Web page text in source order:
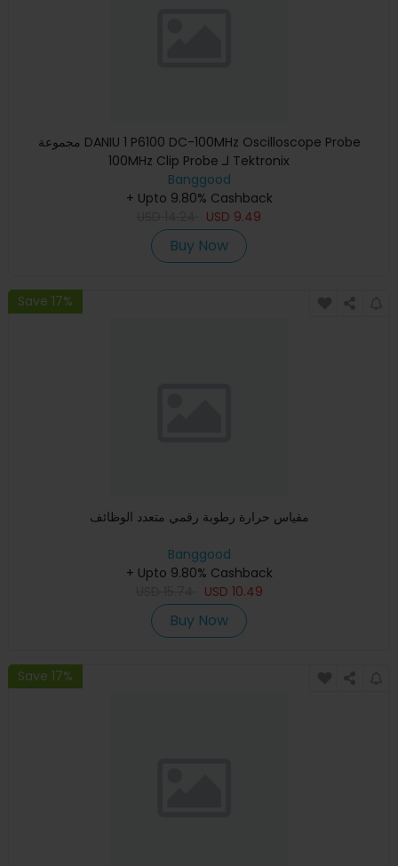
مجموعة DANIU 1 P6100 DC-100MHz Oscilloscope Probe
100MHz Clip Probe لـ Tektronix
Banggood
+ Upto 9.80% Cashback
USD 9.49
Buy Now
Save 17%
مقياس حرارة رطوبة رقمي متعدد الوظائف
Banggood
+ Upto 9.80% Cashback
USD 10.49
Buy Now
Save 17%